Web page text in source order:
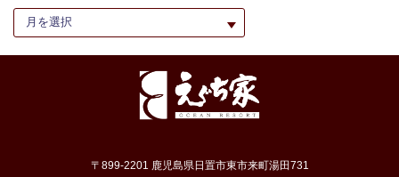
〒899-2201 鹿児島県日置市東市来町湯田731